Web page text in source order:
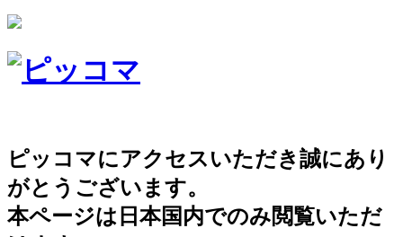
ピッコマにアクセスいただき誠にあり
がとうございます。
本ページは日本国内でのみ閲覧いただ